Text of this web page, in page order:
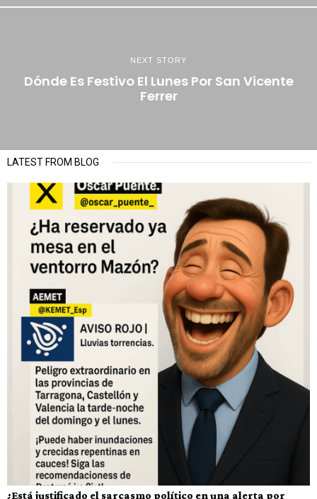
NEXT STORY
Dónde Es Festivo El Lunes Por San Vicente
Ferrer
LATEST FROM BLOG
¿Está justificado el sarcasmo político en una alerta por